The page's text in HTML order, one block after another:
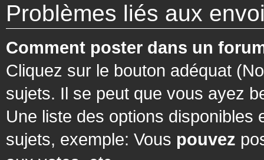
Problèmes liés aux
Comment poster dans un
Cliquez sur le bouton adéquat
sujets. Il se peut que vous ayez
Une liste des options
sujets, exemple: Vous pouvez